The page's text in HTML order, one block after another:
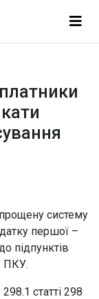
систему
першої –
підпунктів
ПКУ.
статті 298